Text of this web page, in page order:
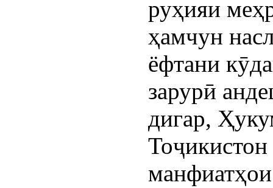
руҳияи
ҳамчун
ёфтани
зарурӣ
дигар,